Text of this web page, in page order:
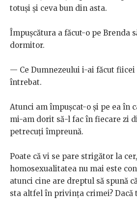
totuși și ceva bun din asta.
Împușcătura a făcut-o pe Brenda
dormitor.
— Ce Dumnezeului i-ai făcut fiicei
întrebat.
Atunci am împușcat-o și pe ea în
mi-am dorit să-l fac în fiecare zi
petrecuți împreună.
Poate că vi se pare strigător la
homosexualitatea nu mai este
atunci cine are dreptul să spună
sta altfel în privința crimei? Dacă